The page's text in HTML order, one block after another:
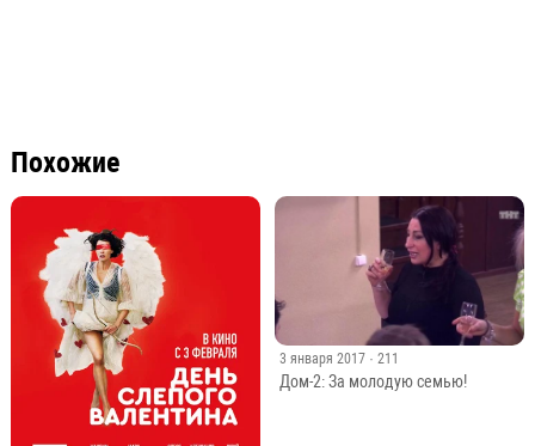
Похожие
3 января 2017 · 211
Дом-2: За молодую семью!